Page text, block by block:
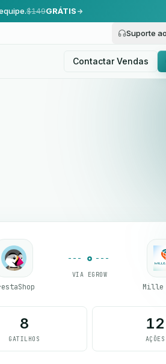
$149GRÁTIS
Suporte
Contactar Vendas
VIA EGROW
Mille
8
GATILHOS
12
AÇÕES